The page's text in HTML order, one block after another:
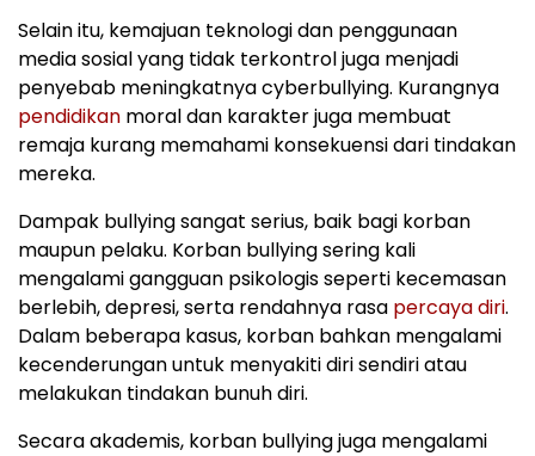
Selain itu, kemajuan teknologi dan penggunaan
media sosial yang tidak terkontrol juga menjadi
penyebab meningkatnya cyberbullying. Kurangnya
pendidikan moral dan karakter juga membuat
remaja kurang memahami konsekuensi dari tindakan
mereka.
Dampak bullying sangat serius, baik bagi korban
maupun pelaku. Korban bullying sering kali
mengalami gangguan psikologis seperti kecemasan
berlebih, depresi, serta rendahnya rasa percaya diri.
Dalam beberapa kasus, korban bahkan mengalami
kecenderungan untuk menyakiti diri sendiri atau
melakukan tindakan bunuh diri.
Secara akademis, korban bullying juga mengalami